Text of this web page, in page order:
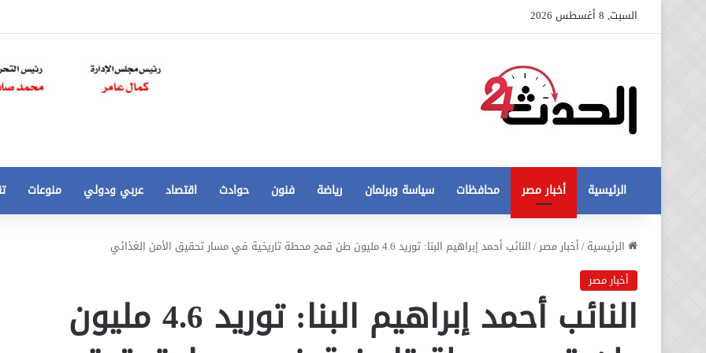
السبت, 8 أغسطس 2026
الرئيسية أخبار مصر محافظات سياسة وبرلمان رياضة فنون حوادث اقتصاد عربي ودولي منوعات
الرئيسية/أخبار مصر/النائب أحمد إبراهيم البنا: توريد 4.6 مليون طن قمح محطة تاريخية في مسار تحقيق الأمن الغذائي
أخبار مصر
النائب أحمد إبراهيم البنا: توريد 4.6 مليون
عاجل
أزمة
مخالفات
12 أغسطس، 2020
عاجل تطورات جديدة في أزمة مخالفات
تخفيض
250
الي